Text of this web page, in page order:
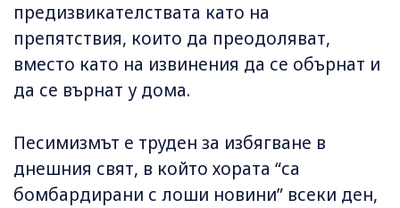
предизвикателствата като на
препятствия, които да преодоляват,
вместо като на извинения да се обърнат и
да се върнат у дома.
Песимизмът е труден за избягване в
днешния свят, в който хората “са
бомбардирани с лоши новини” всеки ден,